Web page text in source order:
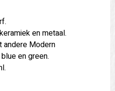
en metaal.
andere Modern
en green.